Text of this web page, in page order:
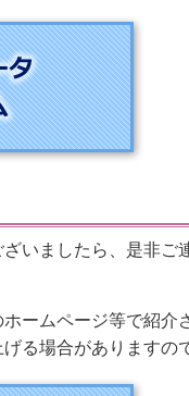
いましたら、是非ご
ームページ等で紹介
る場合がありますの